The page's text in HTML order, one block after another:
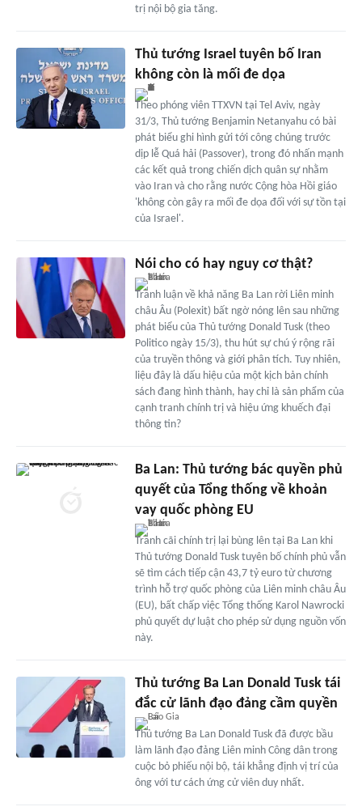
trị nội bộ gia tăng.
Thủ tướng Israel tuyên bố Iran
không còn là mối đe dọa
Theo phóng viên TTXVN tại Tel Aviv, ngày
31/3, Thủ tướng Benjamin Netanyahu có bài
phát biểu ghi hình gửi tới công chúng trước
dịp lễ Quá hải (Passover), trong đó nhấn mạnh
các kết quả trong chiến dịch quân sự nhằm
vào Iran và cho rằng nước Cộng hòa Hồi giáo
'không còn gây ra mối đe dọa đối với sự tồn tại
của Israel'.
Nói cho có hay nguy cơ thật?
Tranh luận về khả năng Ba Lan rời Liên minh
châu Âu (Polexit) bất ngờ nóng lên sau những
phát biểu của Thủ tướng Donald Tusk (theo
Politico ngày 15/3), thu hút sự chú ý rộng rãi
của truyền thông và giới phân tích. Tuy nhiên,
liệu đây là dấu hiệu của một kịch bản chính
sách đang hình thành, hay chỉ là sản phẩm của
cạnh tranh chính trị và hiệu ứng khuếch đại
thông tin?
Ba Lan: Thủ tướng bác quyền phủ
quyết của Tổng thống về khoản
vay quốc phòng EU
Tranh cãi chính trị lại bùng lên tại Ba Lan khi
Thủ tướng Donald Tusk tuyên bố chính phủ vẫn
sẽ tìm cách tiếp cận 43,7 tỷ euro từ chương
trình hỗ trợ quốc phòng của Liên minh châu Âu
(EU), bất chấp việc Tổng thống Karol Nawrocki
phủ quyết dự luật cho phép sử dụng nguồn vốn
này.
Thủ tướng Ba Lan Donald Tusk tái
đắc cử lãnh đạo đảng cầm quyền
Thủ tướng Ba Lan Donald Tusk đã được bầu
làm lãnh đạo đảng Liên minh Công dân trong
cuộc bỏ phiếu nội bộ, tái khẳng định vị trí của
ông với tư cách ứng cử viên duy nhất.